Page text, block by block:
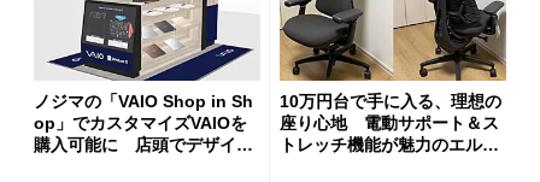
ノジマの「VAIO Shop in Sh
op」でカスタマイズVAIOを
購入可能に 店頭でデザイン
10万円台で手に入る、理想の
座り心地 電動サポート＆ス
トレッチ機能が魅力のエルゴ